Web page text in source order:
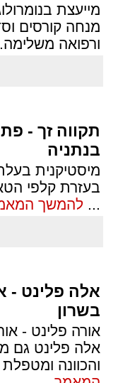
מייעצת
מנחה קורסים
ורפואה משלימה.
תקווה זך -
בנתניה
מיסטיקנית
בעזרת קלפי
... להמשך
אלה פלינט -
בשרון
אורה פלינט -
אלה פלינט גם
והכוונה